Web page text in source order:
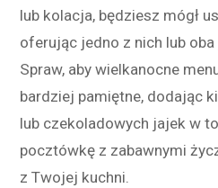
lub kolacja, będziesz mógł
oferując jedno z nich lub oba
Spraw, aby wielkanocne
bardziej pamiętne, dodając
lub czekoladowych jajek w
pocztówkę z zabawnymi
z Twojej kuchni.